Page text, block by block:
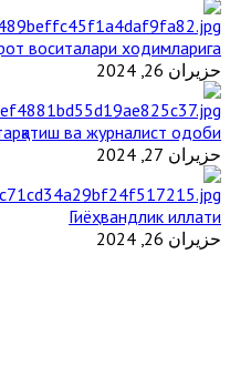
воситалари ходимларига
حزيران 26, 2024
ва журналист одоби
حزيران 27, 2024
Гиёҳвандлик иллати
حزيران 26, 2024